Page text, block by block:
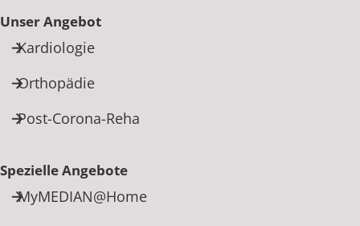
Unser Angebot
Kardiologie
Orthopädie
Post-Corona-Reha
Spezielle Angebote
MyMEDIAN@Home